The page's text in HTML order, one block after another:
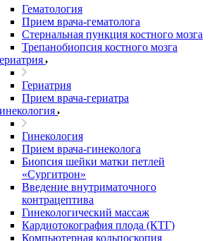
Гематология
Прием врача-гематолога
Стернальная пункция костного мозга
Трепанобиопсия костного мозга
Гериатрия
Прием врача-гериатра
Гинекология
Прием врача-гинеколога
Биопсия шейки матки петлей
«Сургитрон»
Введение внутриматочного
контрацептива
Гинекологический массаж
Кардиотокография плода (КТГ)
Компьютерная кольпоскопия